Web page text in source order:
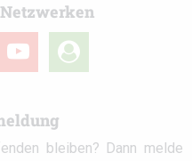
youtube
user-
circle
bleiben? Dann melde